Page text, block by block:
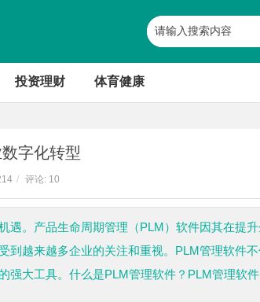
投资理财 体育健康
字化转型
/ 评论: 10
遇。产品生命周期管理（PLM）软件因其在提升
到越来越多企业的关注和重视。PLM管理软件不
大工具。什么是PLM管理软件？PLM管理软件